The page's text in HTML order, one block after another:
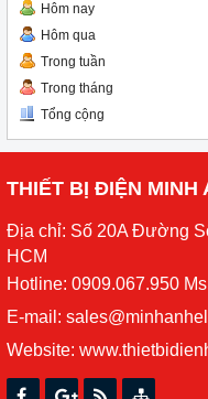
Hôm nay
Hôm qua
Trong tuần
Trong tháng
Tổng cộng
THIẾT BỊ ĐIỆN MINH
Địa chỉ: Số 20A Đường
HCM
Hotline: 0909.067.950
E-mail:
Website: